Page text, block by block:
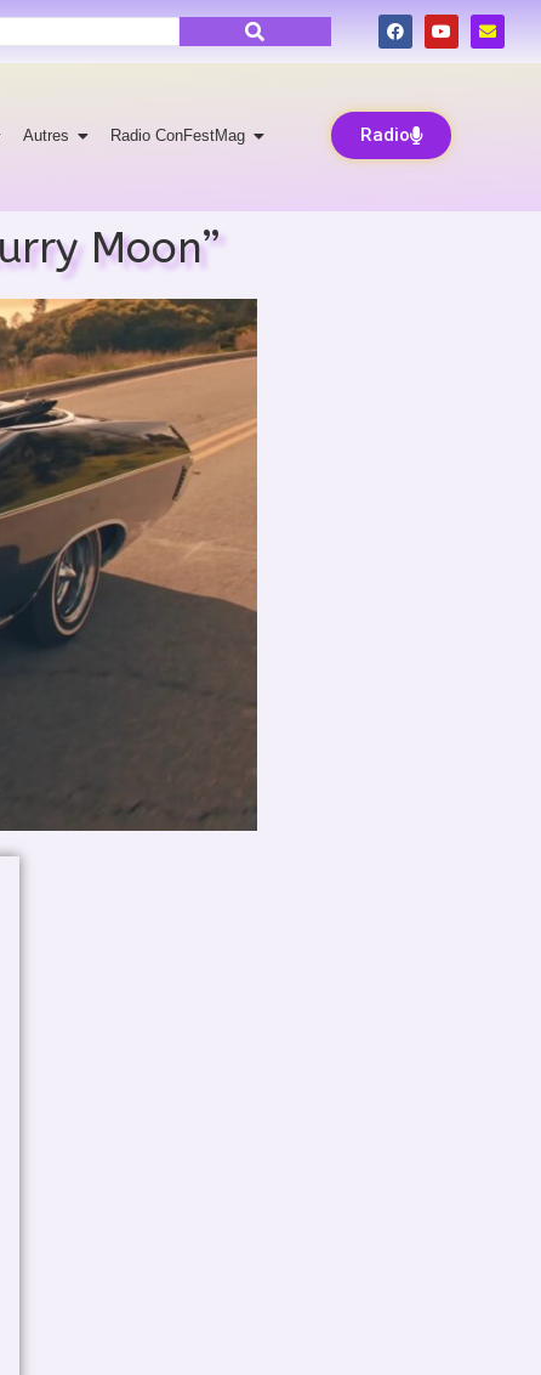
Autres Radio ConFestMag Radio
Moon”